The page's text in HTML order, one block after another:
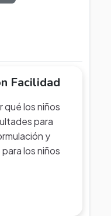
Facilidad
qué los niños
para
y
los niños